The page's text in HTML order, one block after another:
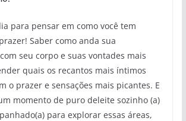
para pensar em como você tem
Saber como anda sua
seu corpo e suas vontades mais
quais os recantos mais íntimos
o prazer e sensações mais picantes. E
momento de puro deleite sozinho (a)
para explorar essas áreas,